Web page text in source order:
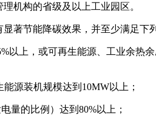
机构的省级及以上工业园区。
著节能降碳效果，并至少满足下
以上，或可再生能源、工业余
源装机规模达到10MW以上；
量的比例）达到80%以上；